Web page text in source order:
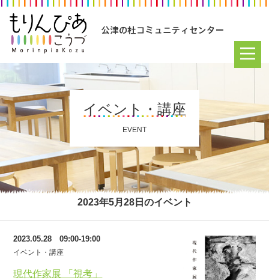
イベント・講座
EVENT
2023年5月28日のイベント
現代作家展 「視考」
2023.05.28 09:00-19:00
イベント・講座